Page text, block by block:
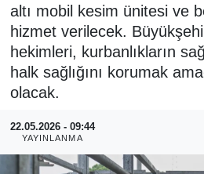
altı mobil kesim ünitesi ve
hizmet verilecek.
hekimleri, kurbanlıkların
halk sağlığını korumak
olacak.
22.05.2026 - 09:44
YAYINLANMA
SPOR
ASAYİŞ
RESMİ REKLAM
Son Dakika Haberleri
Haber Arşivi